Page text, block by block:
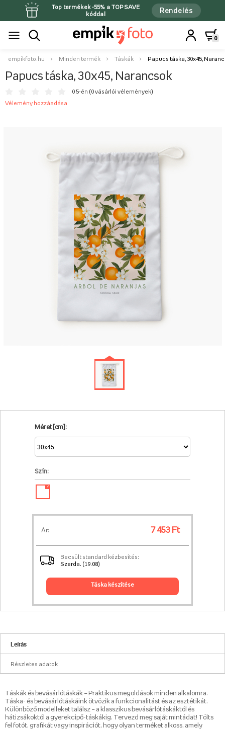
Top termékek -55% a TOPSAVE
kóddal
Rendelés
0
empikfoto.hu Minden termék Táskák Papucs táska, 30x45,
Papucs táska, 30x45, Narancsok
0 5-én (0 vásárlói vélemények)
Vélemény hozzáadása
Méret [cm]:
Szín:
✓
Ár: 7 453 Ft
Becsült standard kézbesítés:
Szerda. (19.08)
táska készítése
Leírás
Részletes adatok
Táskák és bevásárlótáskák – Praktikus megoldások minden alkalomra.
Táska- és bevásárlótáskáink ötvözik a funkcionalitást és az esztétikát.
Különböző modelleket találsz – a klasszikus bevásárlótáskáktól és
hátizsákoktól a gyerekcipő-táskákig. Tervezd meg saját mintádat! Tölts
fel fotót, grafikát vagy inspirációt, hogy olyan terméket alkoss, amely